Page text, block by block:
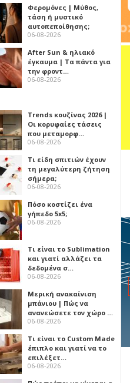
Φερομόνες | Μύθος,
τάση ή μυστικό
αυτοπεποίθησης;
06-08-2026
After Sun & ηλιακό
έγκαυμα | Τα πάντα για
την φροντ…
06-08-2026
Trends κουζίνας 2026 |
Οι κορυφαίες τάσεις
που μεταμορφ…
06-08-2026
Τι είδη σπιτιών έχουν
τη μεγαλύτερη ζήτηση
σήμερα;
06-08-2026
Πόσο κοστίζει ένα
γήπεδο 5x5;
06-08-2026
Τι είναι το Sublimation
και γιατί αλλάζει τα
δεδομένα σ…
06-08-2026
Μερική ανακαίνιση
μπάνιου | Πώς να
ανανεώσετε τον χώρο …
06-08-2026
Τι είναι το Custom Made
έπιπλο και γιατί να το
επιλέξετ…
06-08-2026